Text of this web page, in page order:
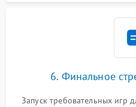
6. Финальное
Запуск требовательных игр